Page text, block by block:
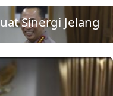
Sinergi Jelang